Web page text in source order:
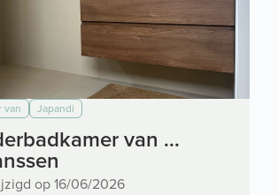
van Japandi
van ...
op 16/06/2026